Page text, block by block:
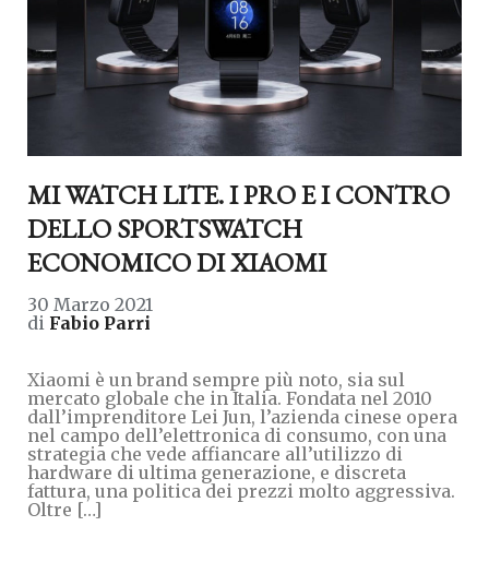
MI WATCH LITE. I PRO E I CONTRO
DELLO SPORTSWATCH
ECONOMICO DI XIAOMI
30 Marzo 2021
di Fabio Parri
Xiaomi è un brand sempre più noto, sia sul
mercato globale che in Italia. Fondata nel 2010
dall’imprenditore Lei Jun, l’azienda cinese opera
nel campo dell’elettronica di consumo, con una
strategia che vede affiancare all’utilizzo di
hardware di ultima generazione, e discreta
fattura, una politica dei prezzi molto aggressiva.
Oltre […]